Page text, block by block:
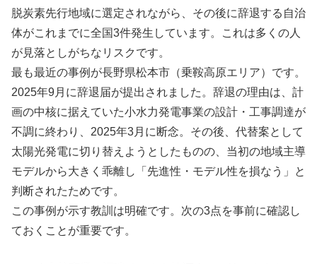
脱炭素先行地域に選定されながら、その後に辞退する自治
体がこれまでに全国3件発生しています。これは多くの人
が見落としがちなリスクです。
最も最近の事例が長野県松本市（乗鞍高原エリア）です。
2025年9月に辞退届が提出されました。辞退の理由は、計
画の中核に据えていた小水力発電事業の設計・工事調達が
不調に終わり、2025年3月に断念。その後、代替案として
太陽光発電に切り替えようとしたものの、当初の地域主導
モデルから大きく乖離し「先進性・モデル性を損なう」と
判断されたためです。
この事例が示す教訓は明確です。次の3点を事前に確認し
ておくことが重要です。